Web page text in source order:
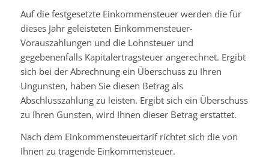
Auf die festgesetzte Einkommensteuer werden die für
dieses Jahr geleisteten Einkommensteuer-
Vorauszahlungen und die Lohnsteuer und
gegebenenfalls Kapitalertragsteuer angerechnet. Ergibt
sich bei der Abrechnung ein Überschuss zu Ihren
Ungunsten, haben Sie diesen Betrag als
Abschlusszahlung zu leisten. Ergibt sich ein Überschuss
zu Ihren Gunsten, wird Ihnen dieser Betrag erstattet.
Nach dem Einkommensteuertarif richtet sich die von
Ihnen zu tragende Einkommensteuer.